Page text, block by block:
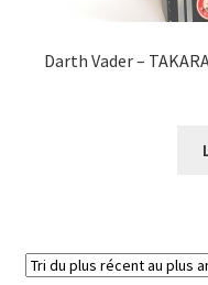
Darth Vader –